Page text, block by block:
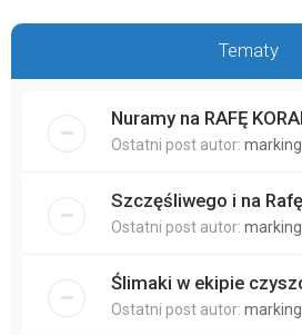
Tematy
Nuramy na RAFĘ
Ostatni post autor: marking
Szczęśliwego i na
Ostatni post autor: marking
Ślimaki w ekipie
Ostatni post autor: marking